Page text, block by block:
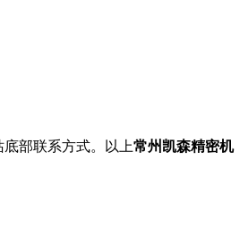
部联系方式。以上常州凯森精密机